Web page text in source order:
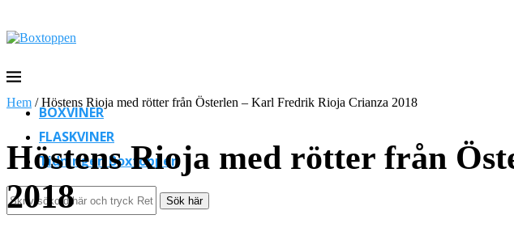
BOXVINER
FLASKVINER
Tidningen Boxtoppen
Sök här
Hem /Höstens Rioja med rötter från Österlen – Karl Fredrik Rioja Crianza 2018
Höstens Rioja med rötter från
2018